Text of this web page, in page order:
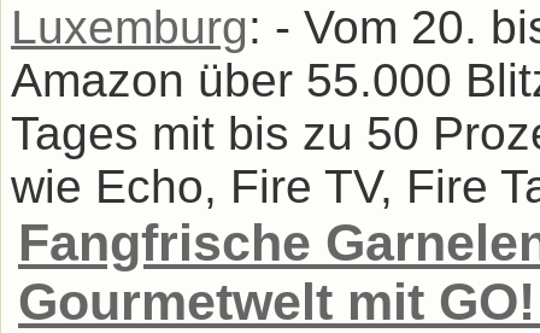
Luxemburg: - Vom 20.
Amazon über 55.000
Tages mit bis zu 50
wie Echo, Fire TV, Fire
Fangfrische
Gourmetwelt mit GO!